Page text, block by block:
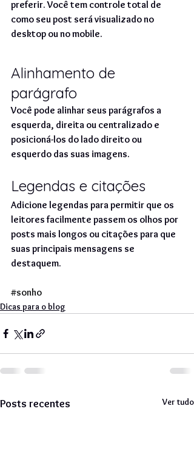
preferir. Você tem controle total de
como seu post será visualizado no
desktop ou no mobile.
Alinhamento de
parágrafo
Você pode alinhar seus parágrafos a
esquerda, direita ou centralizado e
posicioná-los do lado direito ou
esquerdo das suas imagens.
Legendas e citações
Adicione legendas para permitir que os
leitores facilmente passem os olhos por
posts mais longos ou citações para que
suas principais mensagens se
destaquem.
#sonho
Dicas para o blog
Posts recentes Ver tudo